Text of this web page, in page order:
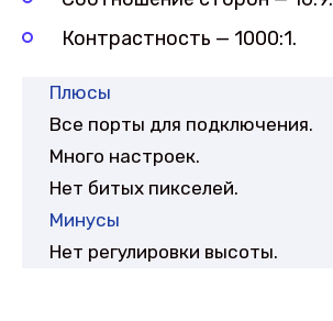
Контрастность — 1000:1.
Плюсы
Все порты для подключения.
Много настроек.
Нет битых пикселей.
Минусы
Нет регулировки высоты.